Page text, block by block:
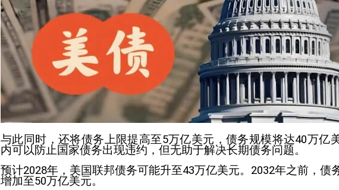
与此同时，还将债务上限提高至5万亿美元，债务规模将达40万亿
内可以防止国家债务出现违约，但无助于解决长期债务问题。
预计2028年，美国联邦债务可能升至43万亿美元。2032年之前，债
增加至50万亿美元。